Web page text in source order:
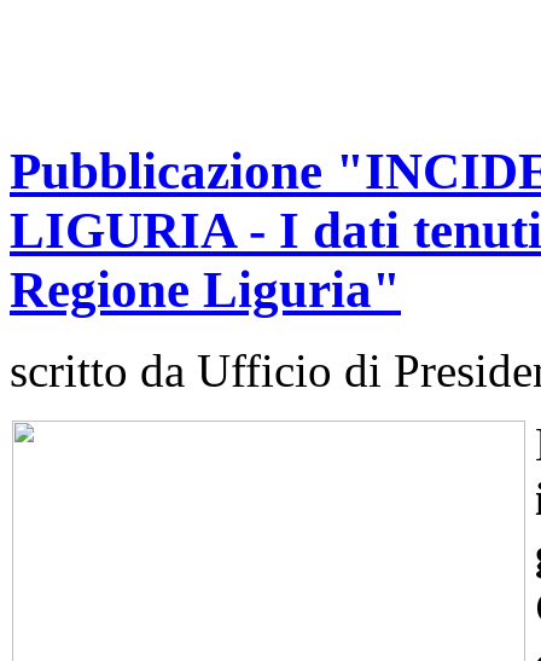
Pubblicazione
LIGURIA - I dati
Regione Liguria"
scritto da Ufficio di